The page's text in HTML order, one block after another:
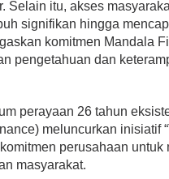
Selain itu, akses
signifikan hingga
komitmen Mandala
pengetahuan dan
perayaan 26 tahun
meluncurkan inisiatif
perusahaan
masyarakat.